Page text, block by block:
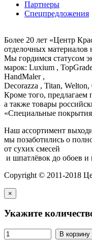
Партнеры
Спецпредложения
Более 20 лет «Центр
отделочных материалов
Мы гордимся статусом
марок: Luxium ,
HandMaler ,
Decorazza , Titan, Welton,
Кроме того,
а также товары
«Специальные
Наш ассортимент
мы позаботились о
от сухих смесей
и шпатлёвок до обоев
Copyright © 2011-2018
×
Укажите
В корзину